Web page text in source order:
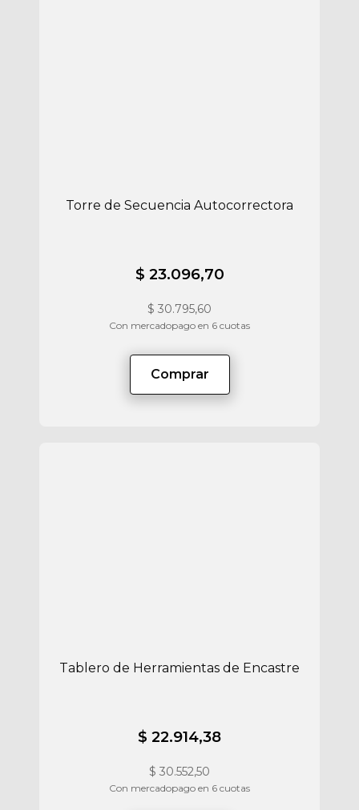
Torre de Secuencia Autocorrectora
$ 23.096,70
$ 30.795,60
Con mercadopago en 6 cuotas
Comprar
Tablero de Herramientas de Encastre
$ 22.914,38
$ 30.552,50
Con mercadopago en 6 cuotas